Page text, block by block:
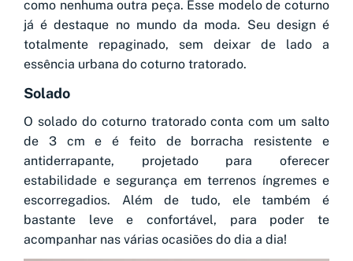
como nenhuma outra peça. Esse modelo de coturno
já é destaque no mundo da moda. Seu design é
totalmente repaginado, sem deixar de lado a
essência urbana do coturno tratorado.
Solado
O solado do coturno tratorado conta com um salto
de 3 cm e é feito de borracha resistente e
antiderrapante, projetado para oferecer
estabilidade e segurança em terrenos íngremes e
escorregadios. Além de tudo, ele também é
bastante leve e confortável, para poder te
acompanhar nas várias ocasiões do dia a dia!